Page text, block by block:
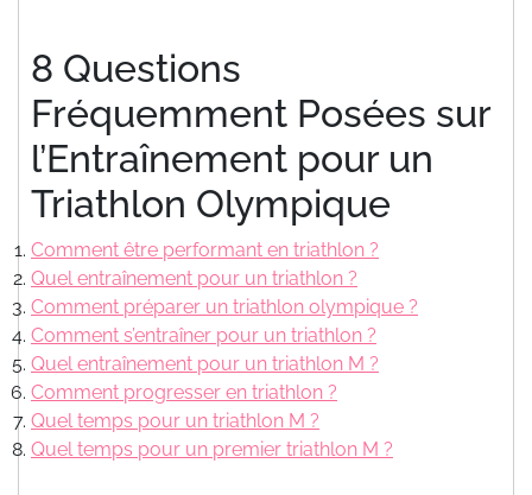
8 Questions
Fréquemment Posées sur
l’Entraînement pour un
Triathlon Olympique
Comment être performant en triathlon ?
Quel entraînement pour un triathlon ?
Comment préparer un triathlon olympique ?
Comment s’entraîner pour un triathlon ?
Quel entraînement pour un triathlon M ?
Comment progresser en triathlon ?
Quel temps pour un triathlon M ?
Quel temps pour un premier triathlon M ?